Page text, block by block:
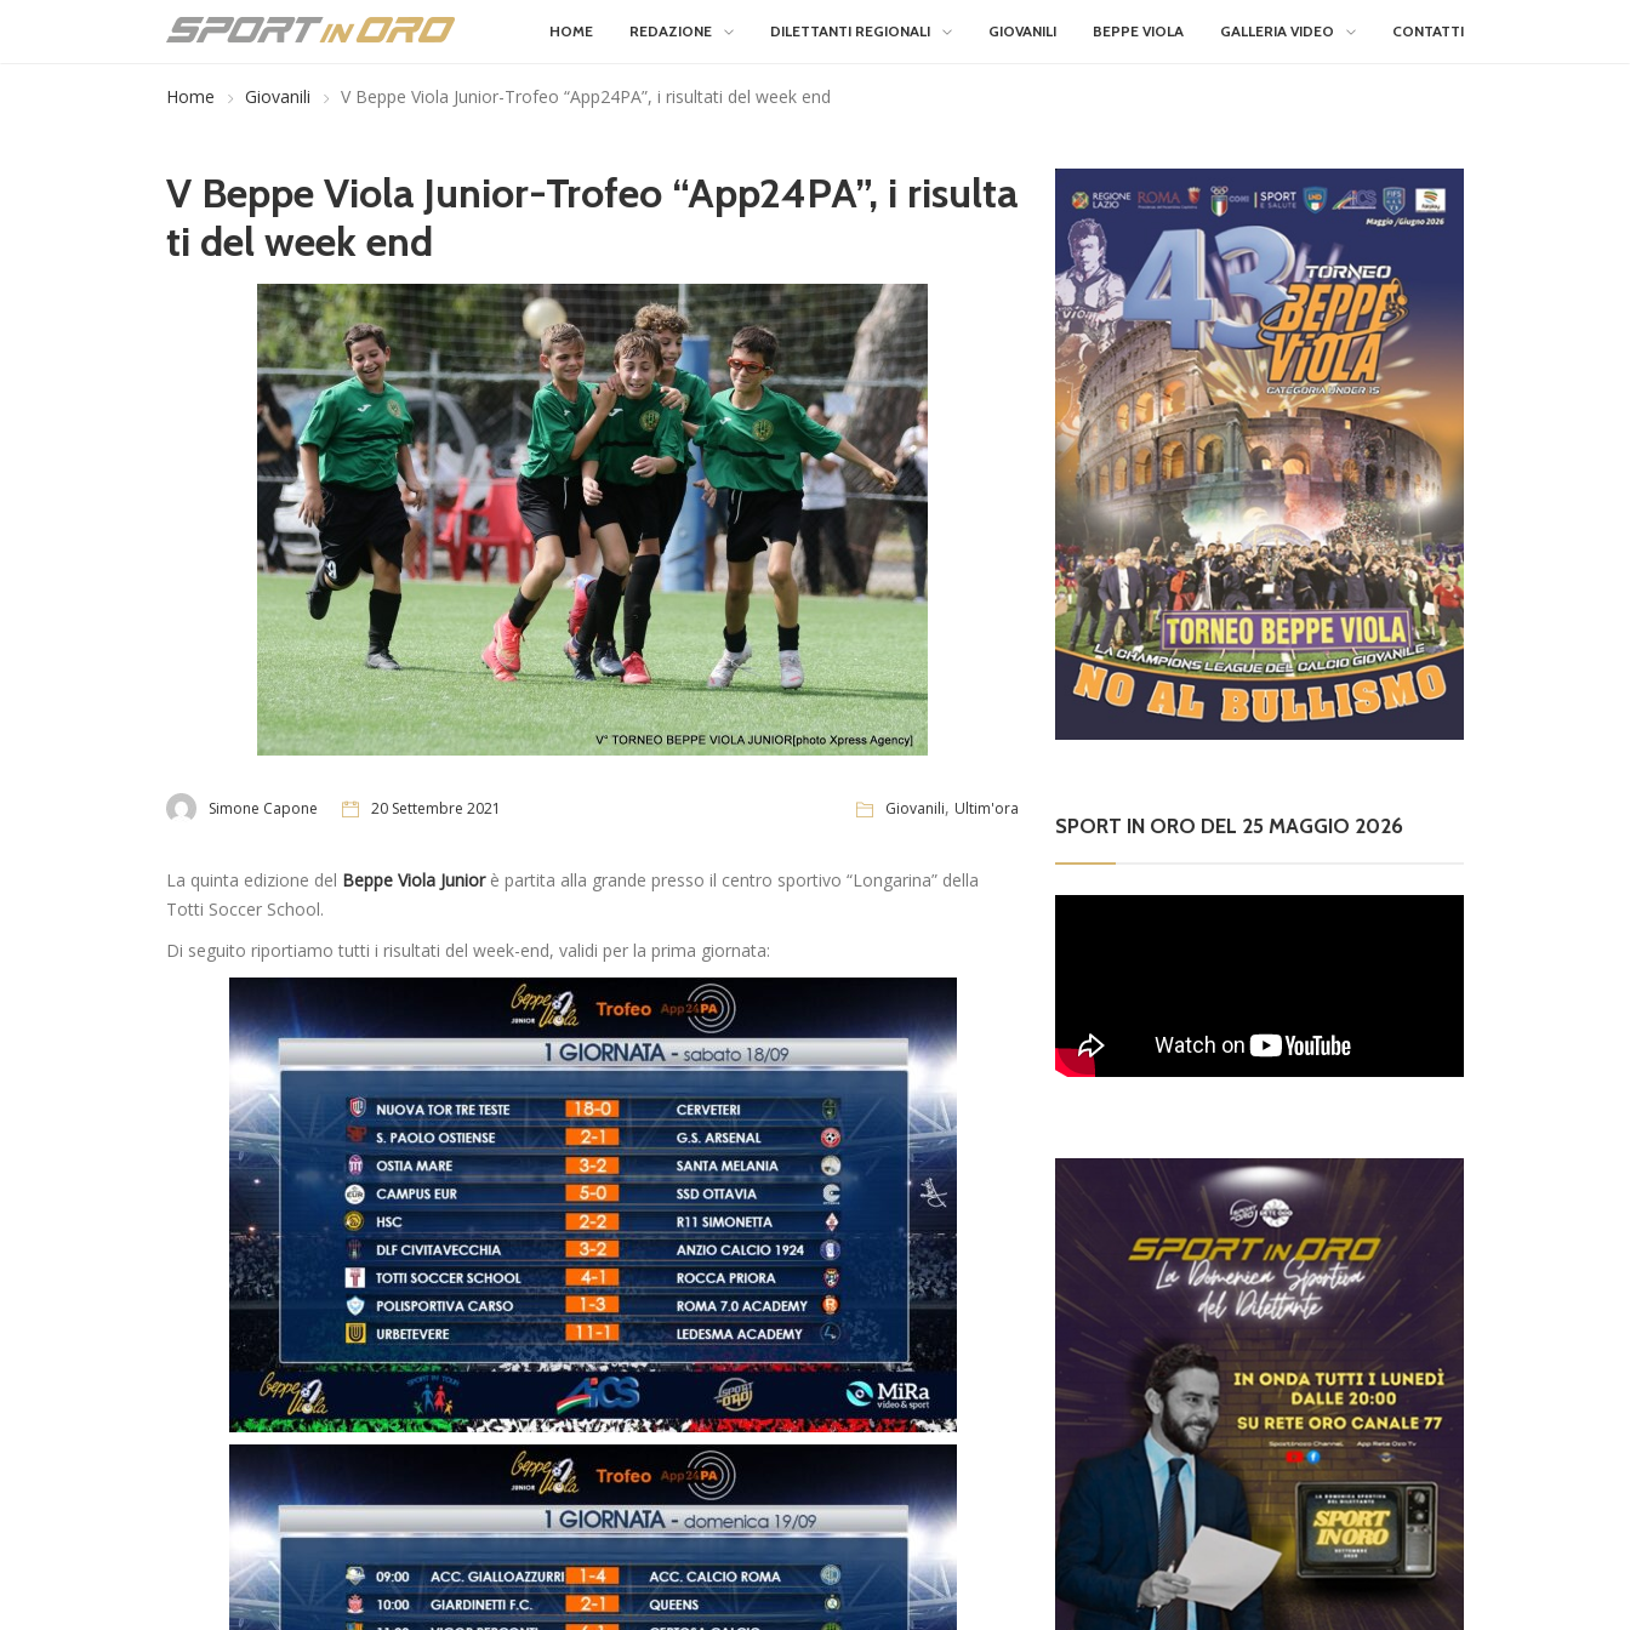
HOME REDAZIONE DILETTANTI REGIONALI GIOVANILI BEPPE VIOLA GALLERIA VIDEO CONTATTI
Home Giovanili V Beppe Viola Junior-Trofeo “App24PA”, i risultati del week end
V Beppe Viola Junior-Trofeo “App24PA”, i risulta
ti del week end
Simone Capone 20 Settembre 2021 Giovanili, Ultim'ora
La quinta edizione del Beppe Viola Juniorè partita alla grande presso il centro sportivo “Longarina” della
Totti Soccer School.
Di seguito riportiamo tutti i risultati del week-end, validi per la prima giornata:
SPORT IN ORO DEL 25 MAGGIO 2026